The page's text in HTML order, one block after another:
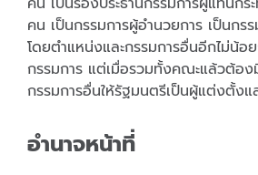
คน เป็นกรรมการผู้อำนวยการ เป็นกรร
โดยตำแหน่งและกรรมการอื่นอีกไม่น้อ
กรรมการ แต่เมื่อรวมทั้งคณะแล้วต้อง
กรรมการอื่นให้รัฐมนตรีเป็นผู้แต่งตั้ง
อำนาจหน้าที่